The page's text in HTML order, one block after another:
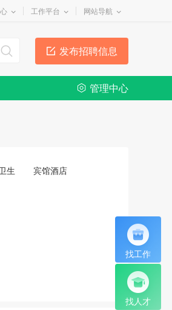
工作平台 网站导航
发布招聘信息
管理中心
找工作
找人才
生
宾馆酒店